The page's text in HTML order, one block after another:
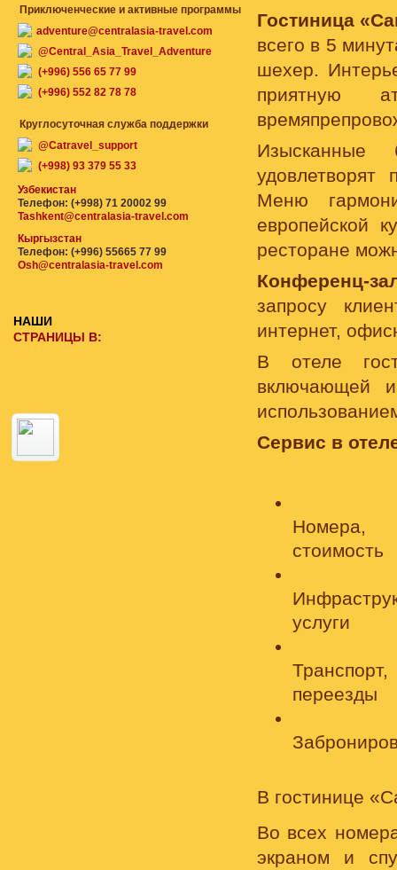
Гостиница
всего в 5
шехер.
приятную
удовлетворят
Меню
европейской
ресторане
Конференц-
запросу
интернет,
В отеле
включающей
Сервис в
Номера,
стоимость
услуги
Транспорт,
переезды
В гостинице
Во всех
экраном и
Приключенческие и активные программы
adventure@centralasia-travel.com
@Central_Asia_Travel_Adventure
(+996) 556 65 77 99
(+996) 552 82 78 78
Круглосуточная служба поддержки
@Catravel_support
(+998) 93 379 55 33
Узбекистан
Телефон: (+998) 71 20002 99
Tashkent@centralasia-travel.com
Кыргызстан
Телефон: (+996) 55665 77 99
Osh@centralasia-travel.com
НАШИ
СТРАНИЦЫ В: